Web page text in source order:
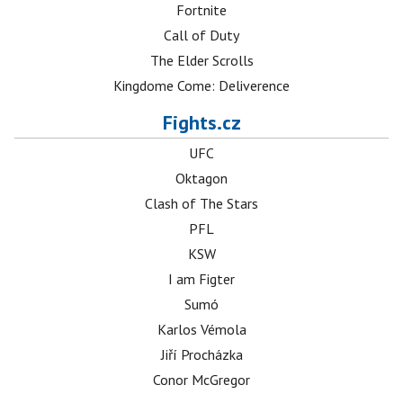
Fortnite
Call of Duty
The Elder Scrolls
Kingdome Come: Deliverence
Fights.cz
UFC
Oktagon
Clash of The Stars
PFL
KSW
I am Figter
Sumó
Karlos Vémola
Jiří Procházka
Conor McGregor